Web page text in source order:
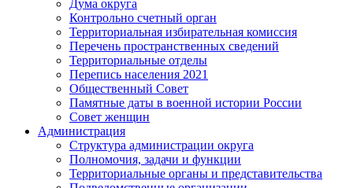
Дума округа
Контрольно счетный орган
Территориальная избирательная комиссия
Перечень пространственных сведений
Территориальные отделы
Перепись населения 2021
Общественный Совет
Памятные даты в военной истории России
Совет женщин
Администрация
Структура администрации округа
Полномочия, задачи и функции
Территориальные органы и представительства